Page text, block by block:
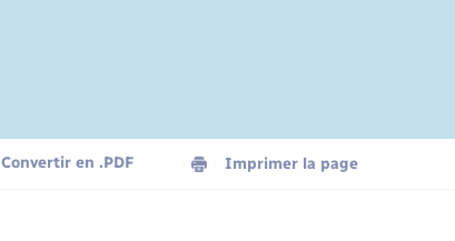
Convertir en .PDF Imprimer la page